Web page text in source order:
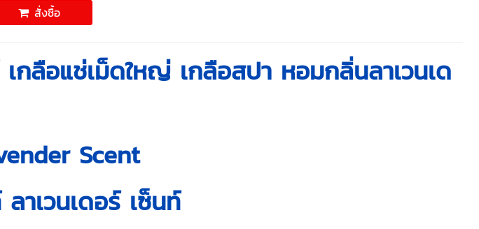
สั่งซื้อ
เกลือแช่เม็ดใหญ่ เกลือสปา หอมกลิ่นลาเวนเด
Scent
าเวนเดอร์ เซ็นท์